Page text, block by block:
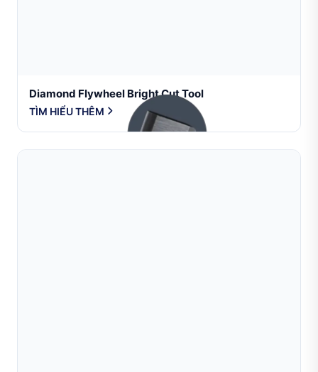
Diamond Flywheel Bright Cut Tool
TÌM HIỂU THÊM